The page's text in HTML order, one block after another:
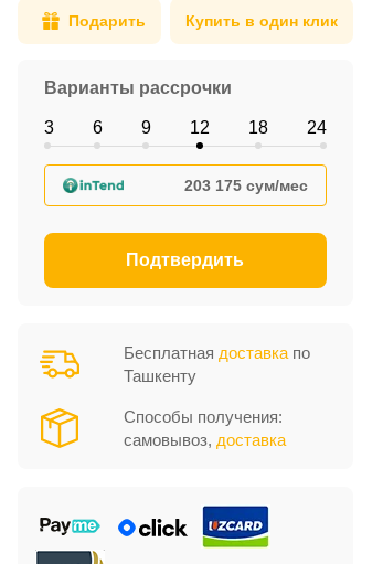
Подарить Купить в один клик
Варианты рассрочки
3 6 9 12 18 24
203 175 сум/мес
Подтвердить
Бесплатная доставкапо
Ташкенту
Способы получения:
самовывоз, доставка